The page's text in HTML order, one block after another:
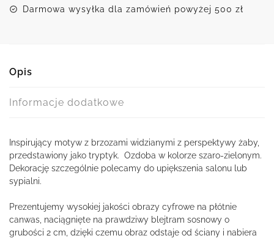
Darmowa wysyłka dla zamówień powyżej 500 zł
Opis
Informacje dodatkowe
Inspirujący motyw z brzozami widzianymi z perspektywy żaby,
przedstawiony jako tryptyk. Ozdoba w kolorze szaro-zielonym.
Dekorację szczególnie polecamy do upiększenia salonu lub
sypialni.
Prezentujemy wysokiej jakości obrazy cyfrowe na płótnie
canwas, naciągnięte na prawdziwy blejtram sosnowy o
grubości 2 cm, dzięki czemu obraz odstaje od ściany i nabiera